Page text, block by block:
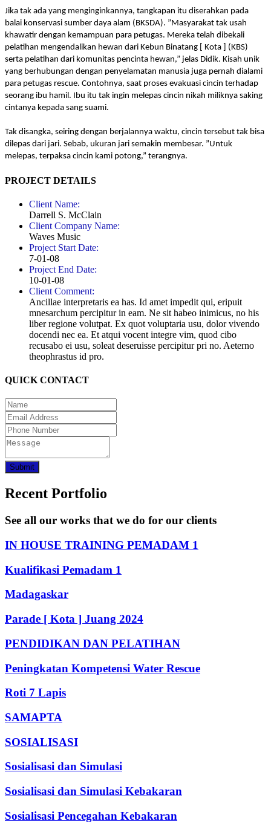
Jika tak ada yang menginginkannya, tangkapan itu diserahkan pada
balai konservasi sumber daya alam (BKSDA). ”Masyarakat tak usah
khawatir dengan kemampuan para petugas. Mereka telah dibekali
pelatihan mengendalikan hewan dari Kebun Binatang [ Kota ] (KBS)
serta pelatihan dari komunitas pencinta hewan,” jelas Didik. Kisah unik
yang berhubungan dengan penyelamatan manusia juga pernah dialami
para petugas rescue. Contohnya, saat proses evakuasi cincin terhadap
seorang ibu hamil. Ibu itu tak ingin melepas cincin nikah miliknya saking
cintanya kepada sang suami.
Tak disangka, seiring dengan berjalannya waktu, cincin tersebut tak bisa
dilepas dari jari. Sebab, ukuran jari semakin membesar. ”Untuk
melepas, terpaksa cincin kami potong,” terangnya.
PROJECT DETAILS
Client Name:
Darrell S. McClain
Client Company Name:
Waves Music
Project Start Date:
7-01-08
Project End Date:
10-01-08
Client Comment:
Ancillae interpretaris ea has. Id amet impedit qui, eripuit
mnesarchum percipitur in eam. Ne sit habeo inimicus, no his
liber regione volutpat. Ex quot voluptaria usu, dolor vivendo
docendi nec ea. Et atqui vocent integre vim, quod cibo
recusabo ei usu, soleat deseruisse percipitur pri no. Aeterno
theophrastus id pro.
QUICK CONTACT
Submit
Recent Portfolio
See all our works that we do for our clients
IN HOUSE TRAINING PEMADAM 1
Kualifikasi Pemadam 1
Madagaskar
Parade [ Kota ] Juang 2024
PENDIDIKAN DAN PELATIHAN
Peningkatan Kompetensi Water Rescue
Roti 7 Lapis
SAMAPTA
SOSIALISASI
Sosialisasi dan Simulasi
Sosialisasi dan Simulasi Kebakaran
Sosialisasi Pencegahan Kebakaran